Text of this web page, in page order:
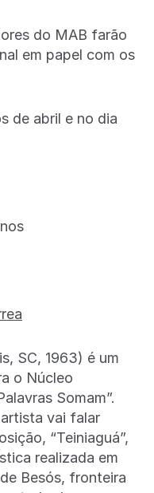
do MAB farão
em papel com os
de abril e no dia
SC, 1963) é um
o Núcleo
Somam”.
vai falar
“Teiniaguá”,
realizada em
Besós, fronteira